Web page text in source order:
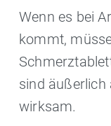
Wenn es bei
kommt,
sind
wirksam.